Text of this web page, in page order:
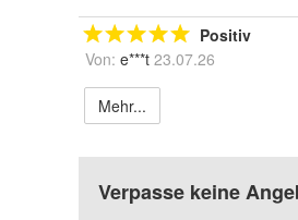
Positiv
Von: e***t 23.07.26
Mehr...
Verpasse keine